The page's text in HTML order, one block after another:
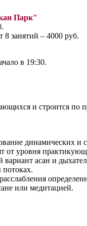
Парк"
8 занятий – 4000 руб.
в 19:30.
и строится по
динамических и
от уровня
вариант асан и
или медитацией.